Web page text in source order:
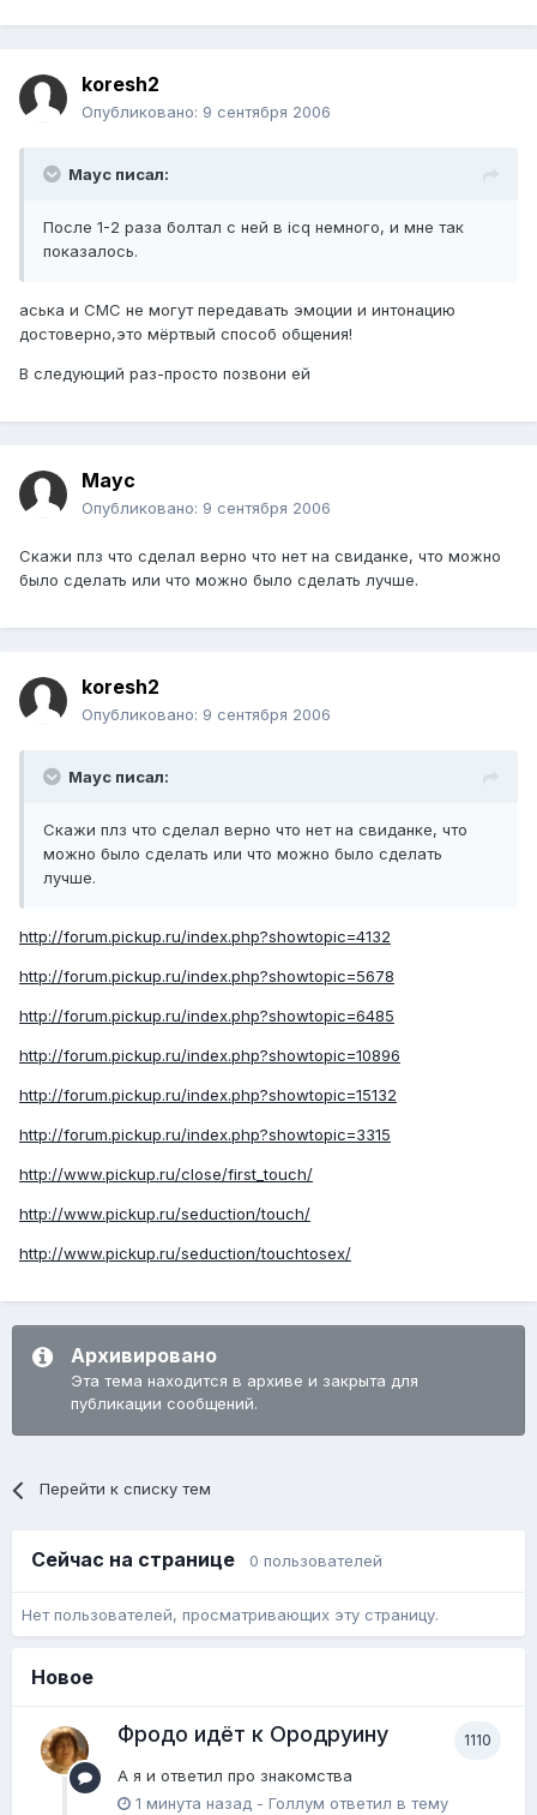
koresh2
Опубликовано: 9 сентября 2006
Mayc писал:
После 1-2 раза болтал с ней в icq немного, и мне так
показалось.
аська и СМС не могут передавать эмоции и интонацию
достоверно,это мёртвый способ общения!
В следующий раз-просто позвони ей
Mayc
Опубликовано: 9 сентября 2006
Скажи плз что сделал верно что нет на свиданке, что можно
было сделать или что можно было сделать лучше.
koresh2
Опубликовано: 9 сентября 2006
Mayc писал:
Скажи плз что сделал верно что нет на свиданке, что
можно было сделать или что можно было сделать
лучше.
http://forum.pickup.ru/index.php?showtopic=4132
http://forum.pickup.ru/index.php?showtopic=5678
http://forum.pickup.ru/index.php?showtopic=6485
http://forum.pickup.ru/index.php?showtopic=10896
http://forum.pickup.ru/index.php?showtopic=15132
http://forum.pickup.ru/index.php?showtopic=3315
http://www.pickup.ru/close/first_touch/
http://www.pickup.ru/seduction/touch/
http://www.pickup.ru/seduction/touchtosex/
Архивировано
Эта тема находится в архиве и закрыта для
публикации сообщений.
Перейти к списку тем
Сейчас на странице 0 пользователей
Нет пользователей, просматривающих эту страницу.
Новое
1110
Фродо идёт к Ородруину
А я и ответил про знакомства
1 минута назад - Голлум ответил в тему